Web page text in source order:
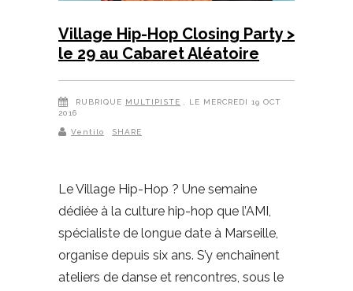
Village Hip-Hop Closing Party >
le 29 au Cabaret Aléatoire
RUBRIQUE MULTIPISTE
, LE MERCREDI 19 OCT
2016
Ventilo SHARE
Le Village Hip-Hop ? Une semaine
dédiée à la culture hip-hop que l’AMI,
spécialiste de longue date à Marseille,
organise depuis six ans. S’y enchaînent
ateliers de danse et rencontres, sous le